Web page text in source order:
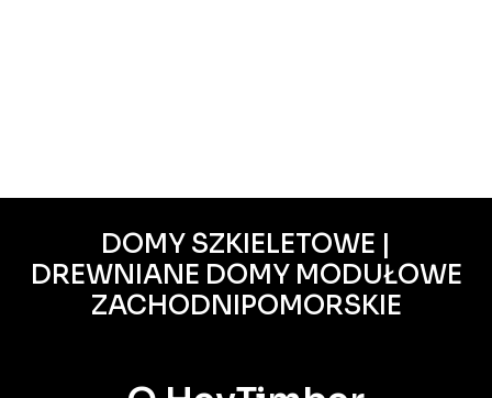
DOMY SZKIELETOWE |
DREWNIANE DOMY MODUŁOWE
ZACHODNIPOMORSKIE